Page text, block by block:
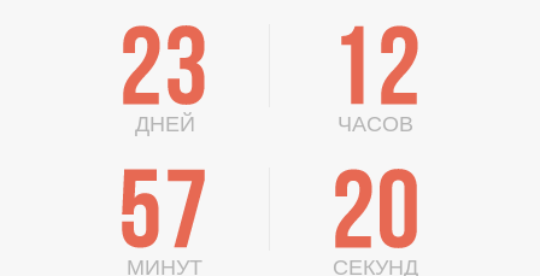
3
ДНЕЙ
2
ЧАСОВ
7
МИНУТ
9
СЕКУНД